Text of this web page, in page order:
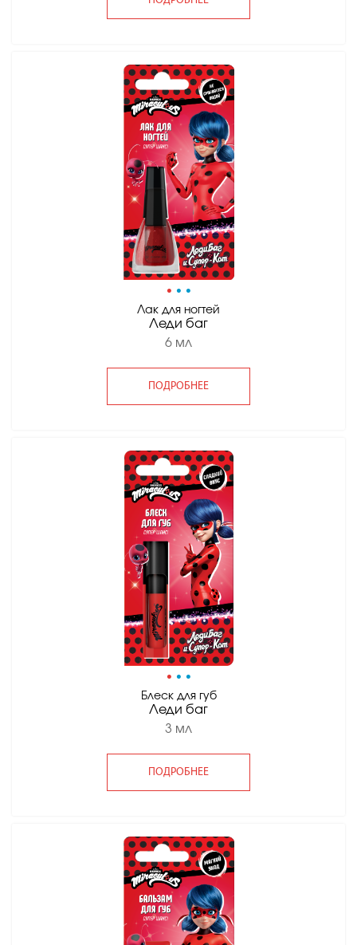
• • •
Лак для ногтей
Леди баг
6 мл
ПОДРОБНЕЕ
• • •
Блеск для губ
Леди баг
3 мл
ПОДРОБНЕЕ